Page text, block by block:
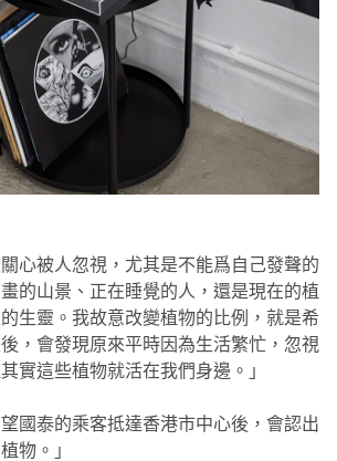
心被人忽視，尤其是不能爲自己發聲的
的山景、正在睡覺的人，還是現在的植
生靈。我故意改變植物的比例，就是希
，會發現原來平時因為生活繁忙，忽視
實這些植物就活在我們身邊。」
國泰的乘客抵達香港市中心後，會認出
物。」